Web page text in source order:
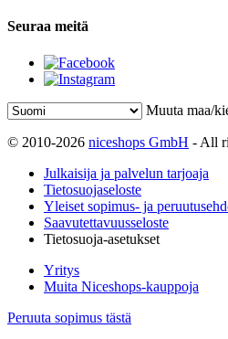
Seuraa meitä
Muuta maa/
© 2010-2026 niceshops GmbH - All
Julkaisija ja palvelun tarjoaja
Tietosuojaseloste
Yleiset sopimus- ja
Saavutettavuusseloste
Tietosuoja-asetukset
Yritys
Muita Niceshops-kauppoja
Peruuta sopimus tästä